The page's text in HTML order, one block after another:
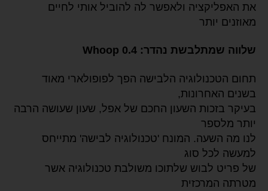
את האפליקציה ולאפשר לה להוביל אותי לחיים
מאוזנים יותר
שלווה שמתלבשת נהדר: 0.4 Whoop
תחום הטכנולוגיה הלבישה הפך לפופולארי מאוד
בשנים האחרונות,
בעיקר בזכות השעון החכם של אפל, שעון שעושה הרבה
יותר מלספר
לנו מה השעה. המונח 'טכנולוגיה לבישה' מתייחס
למעשה לכל סוג
של פריט לבוש שלתוכו משולבת טכנולוגיה אשר
מטרתה המרכזית